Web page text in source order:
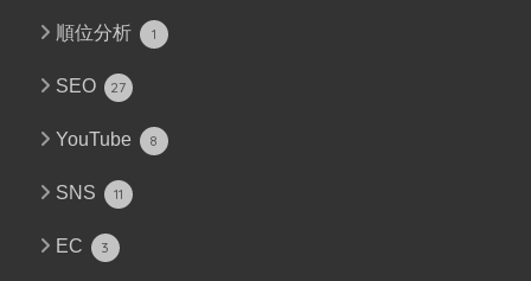
順位分析 1
SEO 27
YouTube 8
SNS 11
EC 3